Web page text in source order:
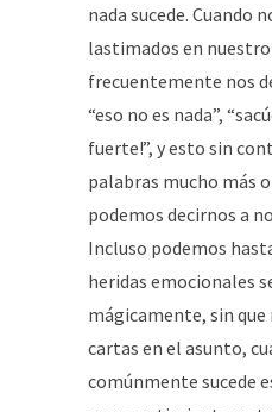
nada sucede. Cuando
lastimados en
frecuentemente nos
“eso no es nada”,
fuerte!”, y esto sin
palabras mucho más
podemos decirnos a
Incluso podemos
heridas emocionales
mágicamente, sin
cartas en el asunto,
comúnmente sucede